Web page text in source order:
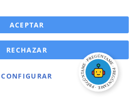
ACEPTAR
CONFIGURAR
RECHAZAR